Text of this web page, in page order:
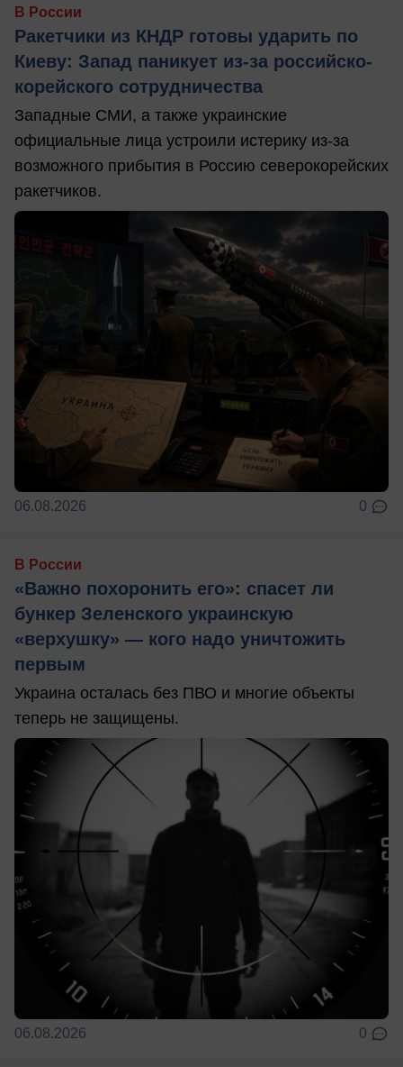
В России
Ракетчики из КНДР готовы ударить по
Киеву: Запад паникует из-за российско-
корейского сотрудничества
Западные СМИ, а также украинские
официальные лица устроили истерику из-за
возможного прибытия в Россию северокорейских
ракетчиков.
06.08.2026 0
В России
«Важно похоронить его»: спасет ли
бункер Зеленского украинскую
«верхушку» — кого надо уничтожить
первым
Украина осталась без ПВО и многие объекты
теперь не защищены.
06.08.2026 0